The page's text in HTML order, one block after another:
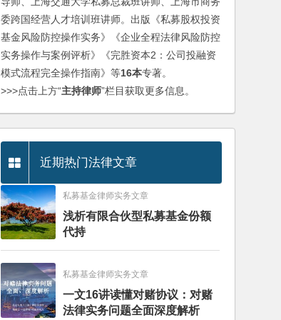
委跨国经营人才培训班讲师。出版《私募股权投资
基金风险防控操作实务》《企业全程法律风险防控
实务操作与案例评析》《完胜资本2：公司投融资
模式流程完全操作指南》等16本专著。
>>>点击上方“主持律师”栏目获取更多信息。
近期热门法律文章
私募基金律师实务文章
浅析有限合伙型私募基金份额
代持
私募基金律师实务文章
一文16讲读懂对赌协议：对赌
法律实务问题全面深度解析